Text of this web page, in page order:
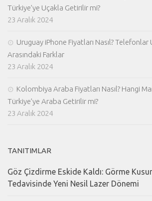
Türkiye’ye Uçakla Getirilir mi?
23 Aralık 2024
Uruguay iPhone Fiyatları Nasıl? Telefonlar
Arasındaki Farklar
23 Aralık 2024
Kolombiya Araba Fiyatları Nasıl? Hangi
Türkiye’ye Araba Getirilir mi?
23 Aralık 2024
TANITIMLAR
Göz Çizdirme Eskide Kaldı: Görme
Tedavisinde Yeni Nesil Lazer Dönemi